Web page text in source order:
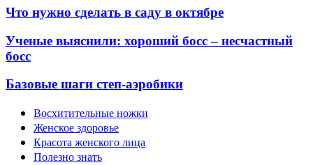
Что нужно сделать в саду в октябре
Ученые выяснили: хороший босс – несчастный
босс
Базовые шаги степ-аэробики
Восхитительные ножки
Женское здоровье
Красота женского лица
Полезно знать